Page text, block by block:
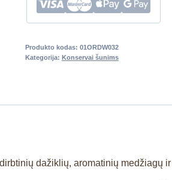
Produkto kodas: 01ORDW032
Kategorija: Konservai šunims
dažiklių, aromatinių medžiagų